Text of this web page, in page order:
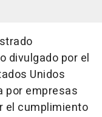
divulgado por el
Unidos
por empresas
el cumplimiento